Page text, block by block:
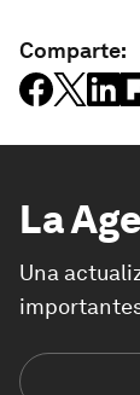
Comparte:
La
Una